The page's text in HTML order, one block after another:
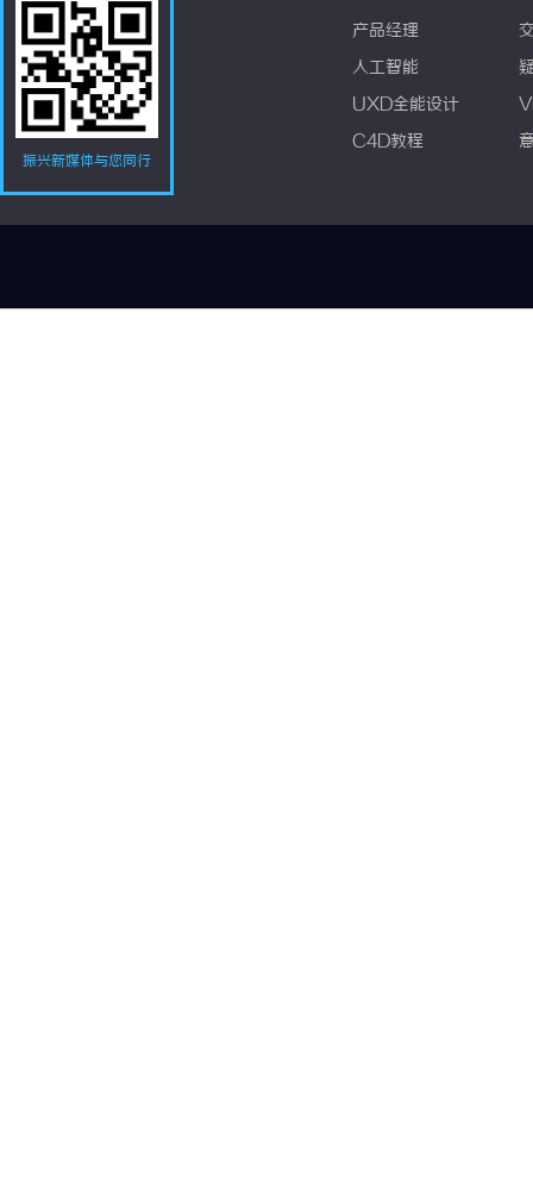
振兴新媒体与您同行
产品经理
人工智能
UXD全能设计
C4D教程